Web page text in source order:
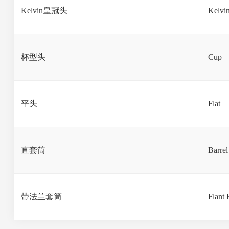
Kelvin皇冠头
杯型头 Cup
平头 Flat
直套筒 Barrel
带法兰套筒 Flant